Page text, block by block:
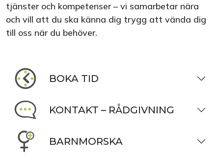
tjänster och kompetenser – vi samarbetar nära
och vill att du ska känna dig trygg att vända dig
till oss när du behöver.
BOKA TID
KONTAKT – RÅDGIVNING
BARNMORSKA